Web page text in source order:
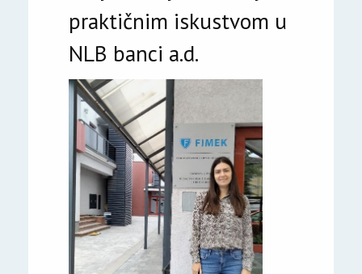
praktičnim iskustvom u
NLB banci a.d.